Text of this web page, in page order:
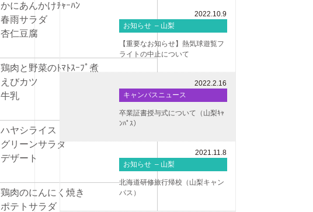
かにあんかけﾁｬｰﾊﾝ
春雨サラダ
杏仁豆腐
鶏肉と野菜のﾄﾏﾄｽｰﾌﾟ煮
えびカツ
牛乳
ハヤシライス
グリーンサラダ
デザート
鶏肉のにんにく焼き
ポテトサラダ
2022.10.9
お知らせ – 山梨
【重要なお知らせ】熱気球遊覧フ
ライトの中止について
2022.2.16
キャンパスニュース
卒業証書授与式について（山梨ｷｬ
ﾝﾊﾟｽ）
2021.11.8
お知らせ – 山梨
北海道研修旅行帰校（山梨キャン
パス）